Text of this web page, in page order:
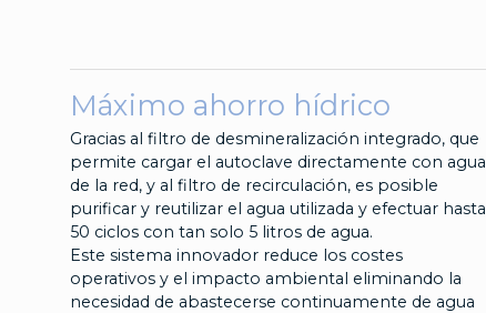
Máximo ahorro hídrico
Gracias al filtro de desmineralización integrado, que
permite cargar el autoclave directamente con agua
de la red, y al filtro de recirculación, es posible
purificar y reutilizar el agua utilizada y efectuar hasta
50 ciclos con tan solo 5 litros de agua.
Este sistema innovador reduce los costes
operativos y el impacto ambiental eliminando la
necesidad de abastecerse continuamente de agua